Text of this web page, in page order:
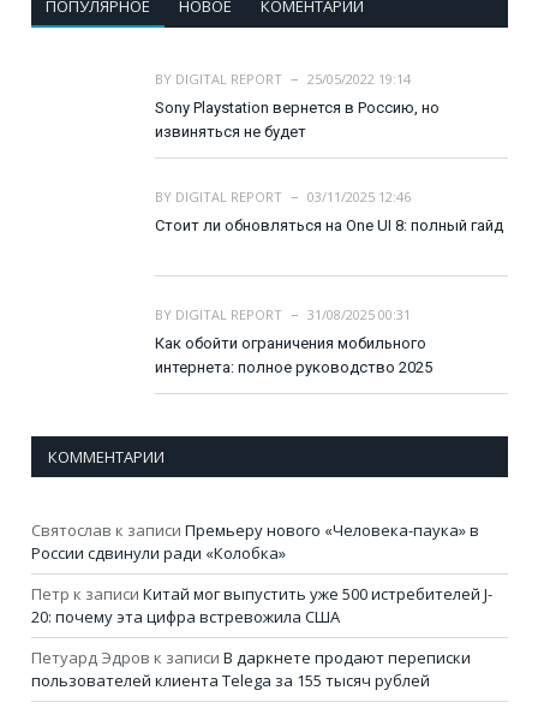
ПОПУЛЯРНОЕ НОВОЕ КОМЕНТАРИИ
BY DIGITAL REPORT
25/05/2022 19:14
Sony Playstation вернется в Россию, но
извиняться не будет
BY DIGITAL REPORT
03/11/2025 12:46
Стоит ли обновляться на One UI 8: полный гайд
BY DIGITAL REPORT
31/08/2025 00:31
Как обойти ограничения мобильного
интернета: полное руководство 2025
КОММЕНТАРИИ
Святослав к записи Премьеру нового «Человека-паука» в
России сдвинули ради «Колобка»
Петр к записи Китай мог выпустить уже 500 истребителей J-
20: почему эта цифра встревожила США
Петуард Эдров к записи В даркнете продают переписки
пользователей клиента Telega за 155 тысяч рублей